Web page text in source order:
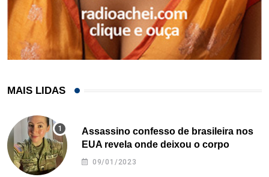
MAIS LIDAS
Assassino confesso de brasileira nos
EUA revela onde deixou o corpo
09/01/2023